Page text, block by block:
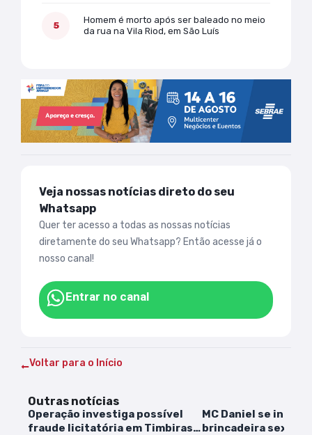
Homem é morto após ser baleado no meio
da rua na Vila Riod, em São Luís
Veja nossas notícias direto do seu
Whatsapp
Quer ter acesso a todas as nossas notícias
diretamente do seu Whatsapp? Então acesse já o
nosso canal!
Entrar no canal
Voltar para o Início
Outras notícias
Operação investiga possível
fraude licitatória em Timbiras;
MC Daniel se
brincadeira sexual